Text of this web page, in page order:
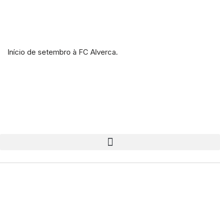
Início de setembro à FC Alverca.